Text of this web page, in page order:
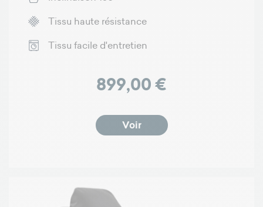
Tissu haute résistance
Tissu facile d'entretien
Prix
899,00 €
Voir